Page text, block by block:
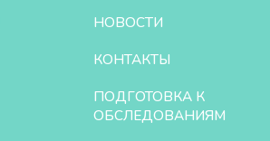
НОВОСТИ
КОНТАКТЫ
ПОДГОТОВКА К
ОБСЛЕДОВАНИЯМ